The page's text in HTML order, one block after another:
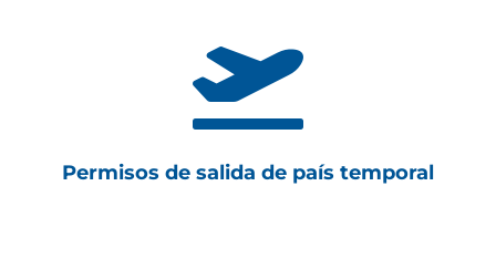

Permisos de salida de país temporal